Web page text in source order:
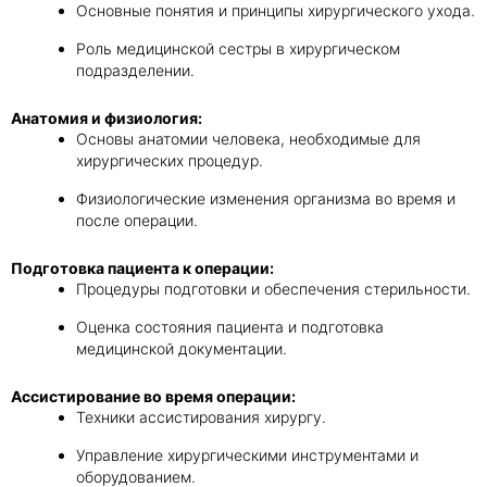
Основные понятия и принципы хирургического ухода.
Роль медицинской сестры в хирургическом
подразделении.
Анатомия и физиология:
Основы анатомии человека, необходимые для
хирургических процедур.
Физиологические изменения организма во время и
после операции.
Подготовка пациента к операции:
Процедуры подготовки и обеспечения стерильности.
Оценка состояния пациента и подготовка
медицинской документации.
Ассистирование во время операции:
Техники ассистирования хирургу.
Управление хирургическими инструментами и
оборудованием.